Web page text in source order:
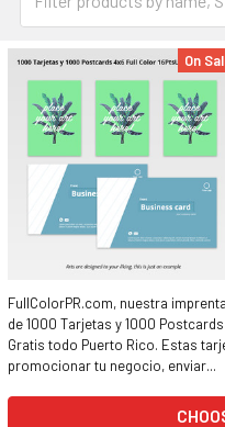
On
FullColorPR.com, nuestra
de 1000 Tarjetas y 1000
Gratis todo Puerto Rico. Estas
promocionar tu negocio, enviar...